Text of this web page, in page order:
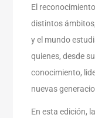
El
distintos
y el mundo
quienes, desde
conocimiento,
nuevas
En esta edición,